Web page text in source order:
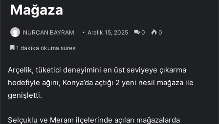
Mağaza
NURCAN BAYRAM Aralık 15, 2025 0 0
1 dakika okuma süresi
Arçelik, tüketici deneyimini en üst seviyeye çıkarma
hedefiyle ağını, Konya’da açtığı 2 yeni nesil mağaza ile
genişletti.
Selçuklu ve Meram ilçelerinde açılan mağazalarda